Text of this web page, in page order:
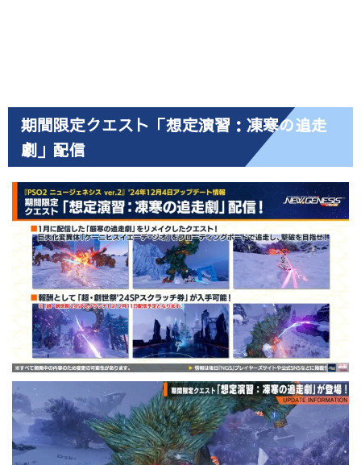
期間限定クエスト「想定演習：凍寒の追走
劇」配信